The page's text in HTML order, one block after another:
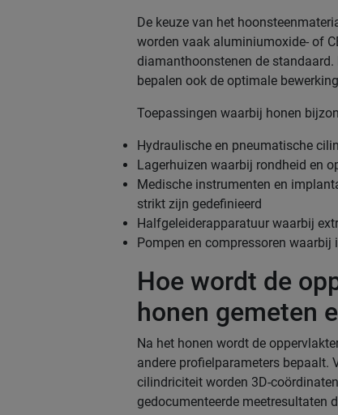
De keuze van het
worden vaak aluminiumoxide- of
diamanthoonstenen de
bepalen ook de optimale
Toepassingen waarbij honen
Hydraulische en pneumatische
Lagerhuizen waarbij rondheid en
Medische instrumenten en
strikt zijn gedefinieerd
Halfgeleiderapparatuur waarbij
Pompen en compressoren
Hoe wordt de
honen gemeten
Na het honen wordt de
andere profielparameters bepaalt.
cilindriciteit worden 3D-
gedocumenteerde meetresultaten